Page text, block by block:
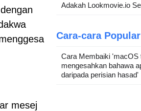
mesej
Adakah Lookmovie.io
Cara-cara Popular
Cara Membaiki 'macOS
mengesahkan bahawa
daripada perisian hasad'